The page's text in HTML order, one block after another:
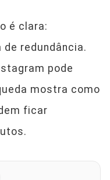
é clara:
redundância.
pode
mostra como
ficar